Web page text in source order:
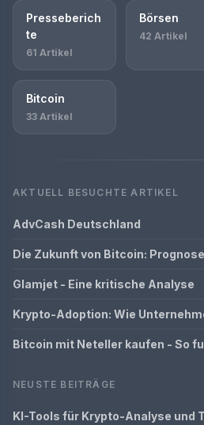
Presseberich
te
61 Artikel
Börsen
42 Artikel
Bitcoin
33 Artikel
AKTUELL BESUCHTE ARTIKEL
AdvCash Deutschland
Die Zukunft von Bitcoin:
Glamjet - Eine kritische Analyse
Krypto-Adoption: Wie
Bitcoin mit Neteller kaufen - So
NEUSTE BEITRÄGE
KI-Tools für Krypto-Analyse und